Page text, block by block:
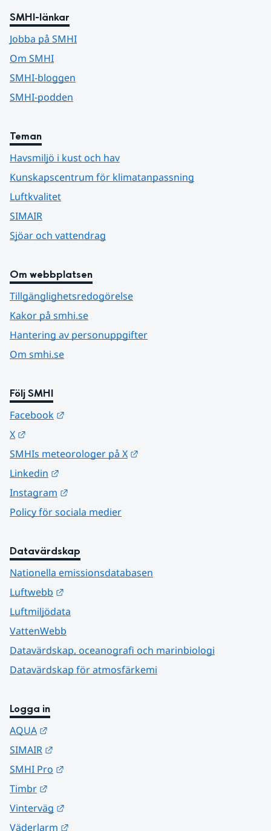
SMHI-länkar
Jobba på SMHI
Om SMHI
SMHI-bloggen
SMHI-podden
Teman
Havsmiljö i kust och hav
Kunskapscentrum för klimatanpassning
Luftkvalitet
SIMAIR
Sjöar och vattendrag
Om webbplatsen
Tillgänglighetsredogörelse
Kakor på smhi.se
Hantering av personuppgifter
Om smhi.se
Följ SMHI
Facebook
X
SMHIs meteorologer på X
Linkedin
Instagram
Policy för sociala medier
Datavärdskap
Nationella emissionsdatabasen
Luftwebb
Luftmiljödata
VattenWebb
Datavärdskap, oceanografi och marinbiologi
Datavärdskap för atmosfärkemi
Logga in
AQUA
SIMAIR
SMHI Pro
Timbr
Vinterväg
Väderlarm